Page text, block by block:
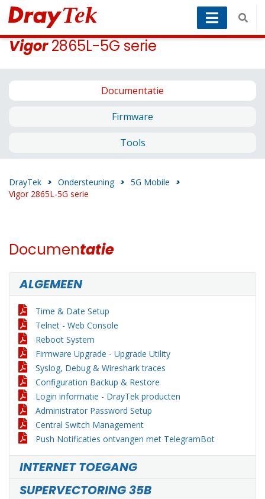
Vigor2865L-5G serie
Documentatie
Firmware
Tools
DrayTek > Ondersteuning > 5G Mobile >
Vigor 2865L-5G serie
Documentatie
ALGEMEEN
Time & Date Setup
Telnet - Web Console
Reboot System
Firmware Upgrade - Upgrade Utility
Syslog, Debug & Wireshark traces
Configuration Backup & Restore
Login informatie - DrayTek producten
Administrator Password Setup
Central Switch Management
Push Notificaties ontvangen met TelegramBot
INTERNET TOEGANG
SUPERVECTORING 35B